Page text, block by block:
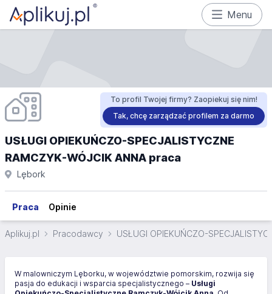
Menu
To profil Twojej firmy? Zaopiekuj się nim!
Tak, chcę zarządzać profilem za darmo
USŁUGI OPIEKUŃCZO-SPECJALISTYCZNE
RAMCZYK-WÓJCIK ANNA praca
Lębork
Praca Opinie
Aplikuj.pl Pracodawcy USŁUGI OPIEKUŃCZO-
W malowniczym Lęborku, w województwie pomorskim, rozwija się
pasja do edukacji i wsparcia specjalistycznego – Usługi